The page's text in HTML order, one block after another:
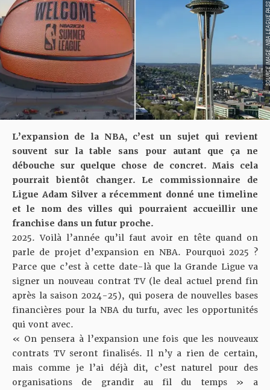
SOURCE
L’expansion de la NBA, c’est un sujet qui revient
souvent sur la table sans pour autant que ça ne
débouche sur quelque chose de concret. Mais cela
pourrait bientôt changer. Le commissionnaire de
Ligue Adam Silver a récemment donné une timeline
et le nom des villes qui pourraient accueillir une
franchise dans un futur proche.
2025. Voilà l’année qu’il faut avoir en tête quand on
parle de projet d’expansion en NBA. Pourquoi 2025 ?
Parce que c’est à cette date-là que la Grande Ligue va
signer un nouveau contrat TV (le deal actuel prend fin
après la saison 2024-25), qui posera de nouvelles bases
financières pour la NBA du turfu, avec les opportunités
qui vont avec.
« On pensera à l’expansion une fois que les nouveaux
contrats TV seront finalisés. Il n’y a rien de certain,
mais comme je l’ai déjà dit, c’est naturel pour des
organisations de grandir au fil du temps » a